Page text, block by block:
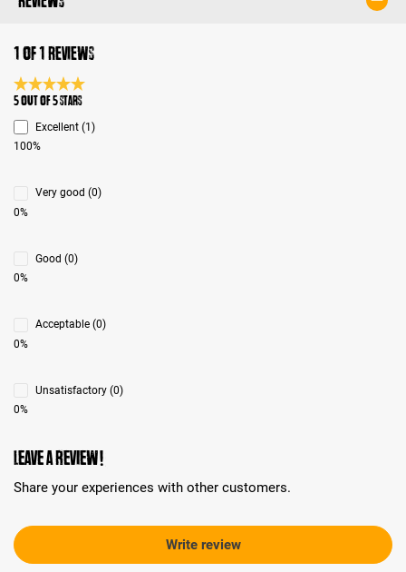
1 of 1 reviews
Average rating 5 of 5 Stars
5 out of 5 stars
Excellent (1)
100%
Very good (0)
0%
Good (0)
0%
Acceptable (0)
0%
Unsatisfactory (0)
0%
Leave a review!
Share your experiences with other customers.
Write review